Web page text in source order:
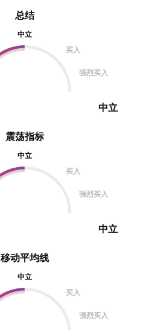
震荡指标
中立
买入
强烈买入
中立
总结
中立
买入
强烈买入
中立
移动平均线
中立
买入
强烈买入